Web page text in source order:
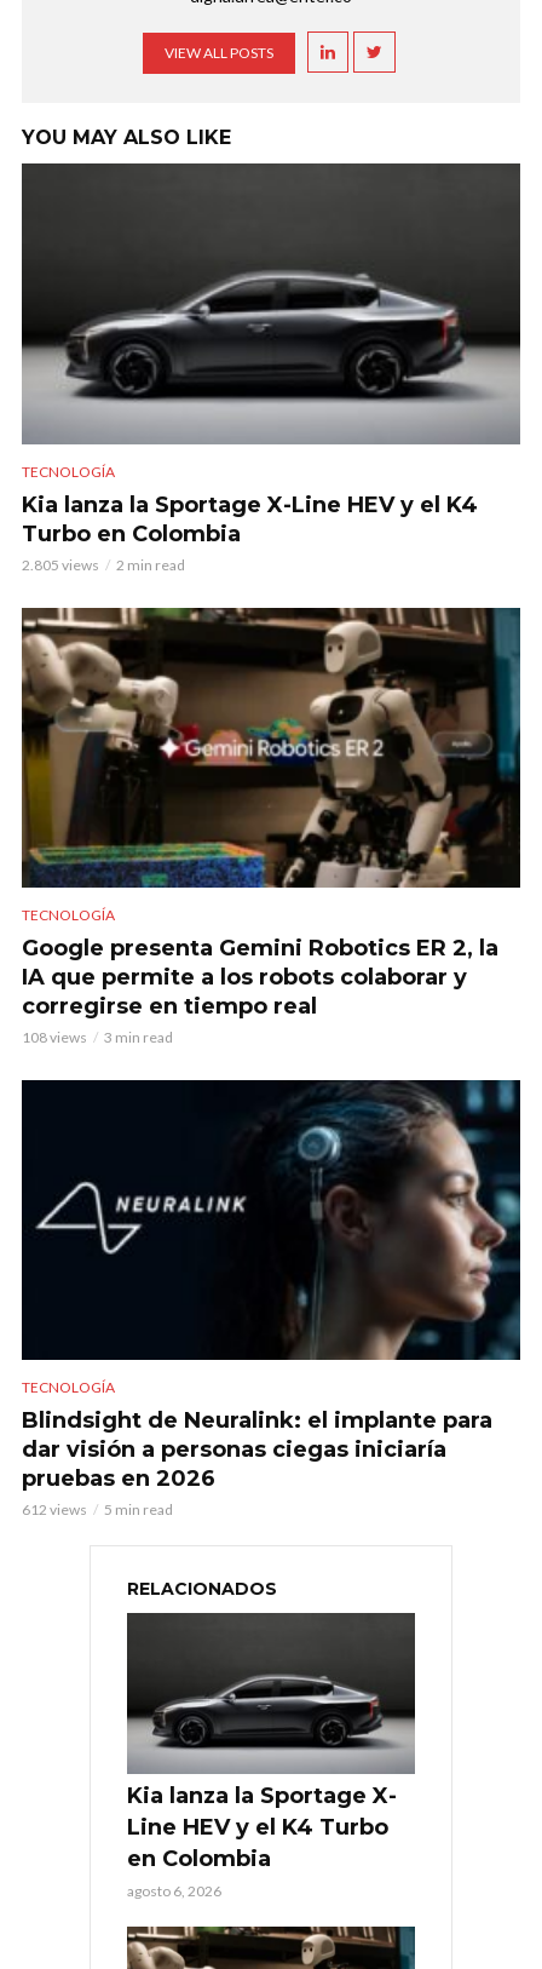
VIEW ALL POSTS
YOU MAY ALSO LIKE
TECNOLOGÍA
Kia lanza la Sportage X-Line HEV y el K4
Turbo en Colombia
2.805 views 2 min read
TECNOLOGÍA
Google presenta Gemini Robotics ER 2, la
IA que permite a los robots colaborar y
corregirse en tiempo real
108 views 3 min read
TECNOLOGÍA
Blindsight de Neuralink: el implante para
dar visión a personas ciegas iniciaría
pruebas en 2026
612 views 5 min read
RELACIONADOS
Kia lanza la Sportage X-
Line HEV y el K4 Turbo
en Colombia
agosto 6, 2026